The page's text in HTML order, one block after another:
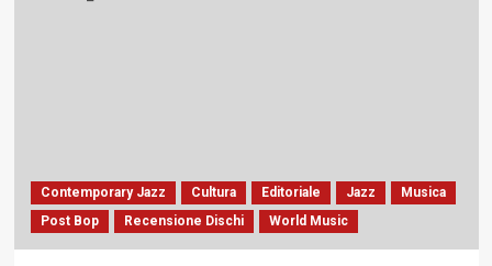
«¡Gracia!»
di
Luca
Contemporary Jazz Cultura Editoriale Jazz
Musica
Post Bop
Recensione Dischi World Music